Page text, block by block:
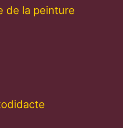
de la peinture